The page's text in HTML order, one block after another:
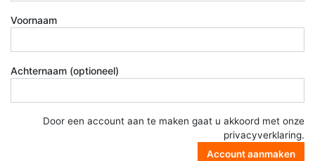
Voornaam
Achternaam (optioneel)
Door een account aan te maken gaat u akkoord met onze
privacyverklaring.
Account aanmaken